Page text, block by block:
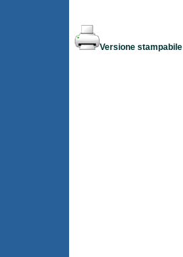
Versione stampabile